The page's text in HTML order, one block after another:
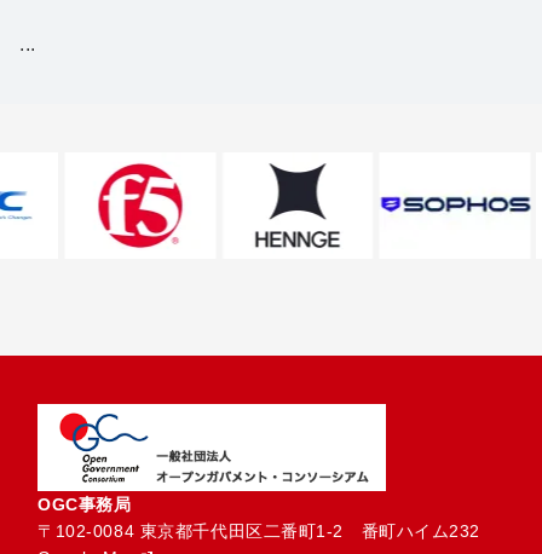
...
OGC事務局
〒102-0084 東京都千代田区二番町1-2　番町ハイム232